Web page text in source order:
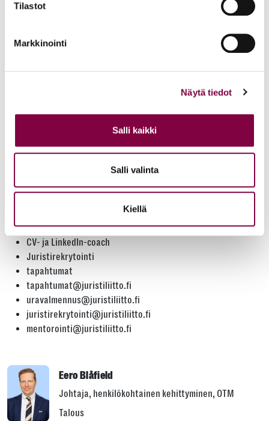
Tilastot
Markkinointi
Näytä tiedot
Salli kaikki
Salli valinta
Kiellä
ostolaskut
Henkilökohtainen kehittyminen
mentorointiohjelma
CV- ja LinkedIn-coach
Juristirekrytointi
tapahtumat
tapahtumat@juristiliitto.fi
uravalmennus@juristiliitto.fi
juristirekrytointi@juristiliitto.fi
mentorointi@juristiliitto.fi
Eero Blåfield
Johtaja, henkilökohtainen kehittyminen, OTM
Talous